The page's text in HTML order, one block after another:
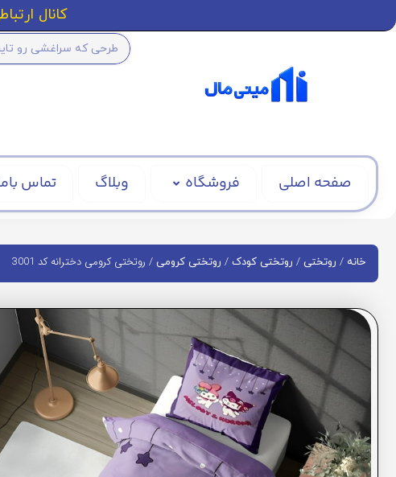
کانال
صفحه اصلی فروشگاه وبلاگ تماس
خانه / روتختی / روتختی کودک / روتختی کرومی / روتختی کرومی دخترانه کد 3001